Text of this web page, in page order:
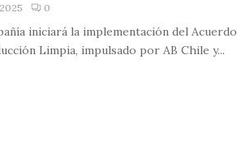
0
iniciará la implementación del Acuerdo
Limpia, impulsado por AB Chile y...